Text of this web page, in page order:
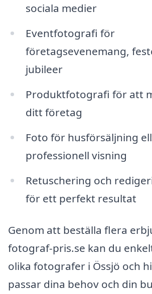
sociala medier
Eventfotografi för
företagsevenemang,
jubileer
Produktfotografi för att
ditt företag
Foto för husförsäljning
professionell visning
Retuschering och
för ett perfekt resultat
Genom att beställa flera
fotograf-pris.se kan du
olika fotografer i Össjö och
passar dina behov och din